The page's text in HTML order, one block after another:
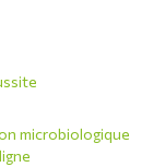
microbiologique